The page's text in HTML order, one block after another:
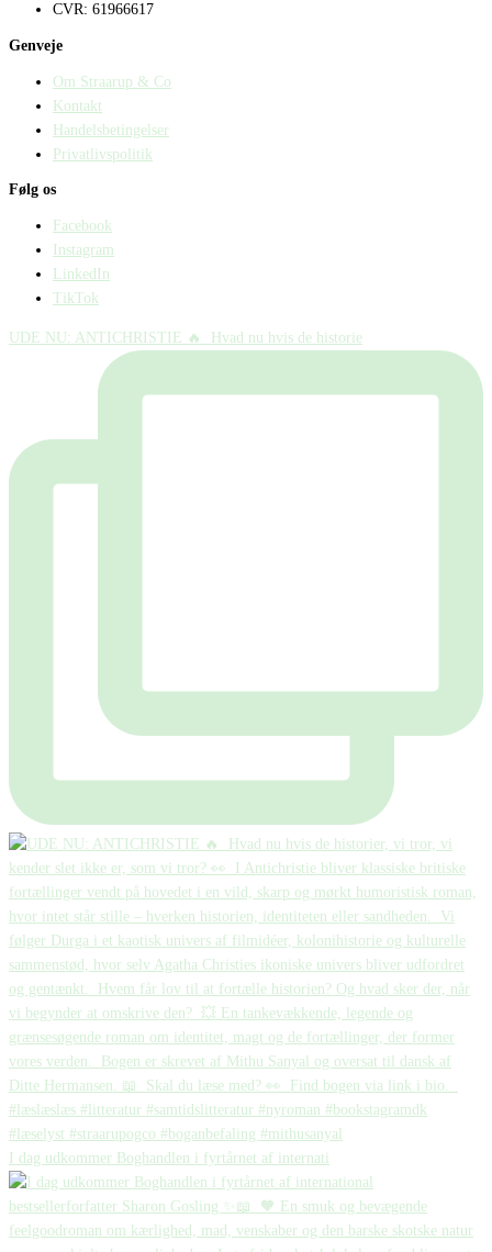
CVR: 61966617
Genveje
Om Straarup & Co
Kontakt
Handelsbetingelser
Privatlivspolitik
Følg os
Facebook
Instagram
LinkedIn
TikTok
UDE NU: ANTICHRISTIE 🔥⁠ ⁠ Hvad nu hvis de historie
I dag udkommer Boghandlen i fyrtårnet af internati